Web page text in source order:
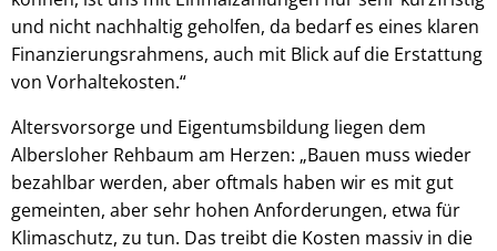
und nicht nachhaltig geholfen, da bedarf es eines klaren
Finanzierungsrahmens, auch mit Blick auf die Erstattung
von Vorhaltekosten.“
Altersvorsorge und Eigentumsbildung liegen dem
Albersloher Rehbaum am Herzen: „Bauen muss wieder
bezahlbar werden, aber oftmals haben wir es mit gut
gemeinten, aber sehr hohen Anforderungen, etwa für
Klimaschutz, zu tun. Das treibt die Kosten massiv in die